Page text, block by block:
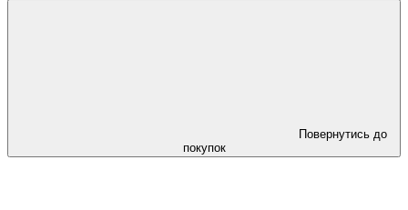
Повернутись до
покупок